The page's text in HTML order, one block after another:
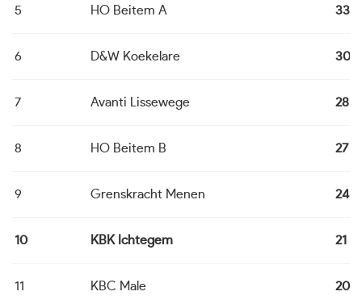
5 HO Beitem A 33
6 D&W Koekelare 30
7 Avanti Lissewege 28
8 HO Beitem B 27
9 Grenskracht Menen 24
10 KBK Ichtegem 21
11 KBC Male 20